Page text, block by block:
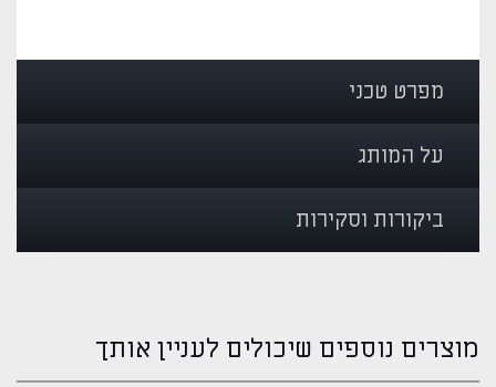
מפרט טכני
על המותג
ביקורות וסקירות
מוצרים נוספים שיכולים לעניין אותך